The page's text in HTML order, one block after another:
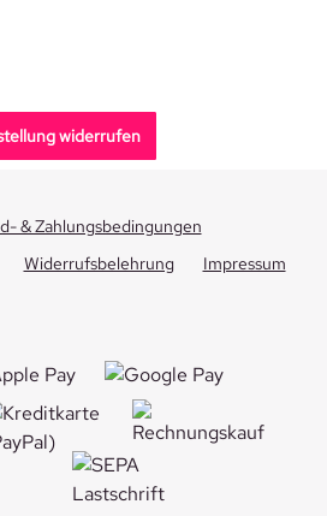
widerrufen
& Zahlungsbedingungen
Widerrufsbelehrung Impressum